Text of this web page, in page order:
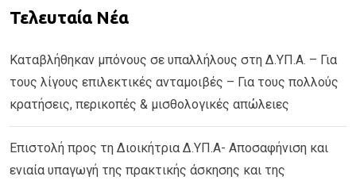
Τελευταία Νέα
Καταβλήθηκαν μπόνους σε υπαλλήλους στη Δ.ΥΠ.Α. – Για
τους λίγους επιλεκτικές ανταμοιβές – Για τους πολλούς
κρατήσεις, περικοπές & μισθολογικές απώλειες
Επιστολή προς τη Διοικήτρια Δ.ΥΠ.Α- Αποσαφήνιση και
ενιαία υπαγωγή της πρακτικής άσκησης και της